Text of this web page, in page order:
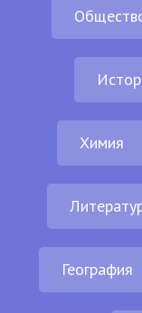
Химия
География